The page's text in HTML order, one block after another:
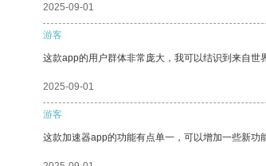
2025-09-01
游客
这款app的用户群体非常庞大，我可以结识到来自世
2025-09-01
游客
这款加速器app的功能有点单一，可以增加一些新功